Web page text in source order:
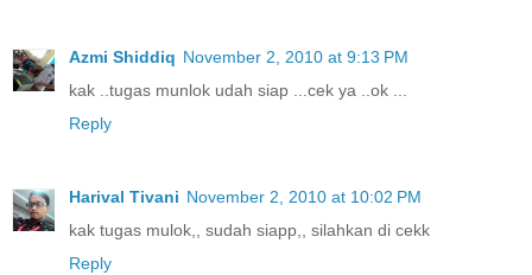
Azmi Shiddiq November 2, 2010 at 9:13 PM
kak ..tugas munlok udah siap ...cek ya ..ok ...
Reply
Harival Tivani November 2, 2010 at 10:02 PM
kak tugas mulok,, sudah siapp,, silahkan di cekk
Reply